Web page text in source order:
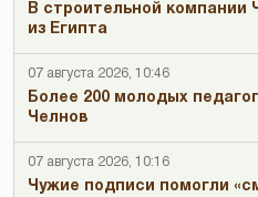
В строительной компании
из Египта
07 августа 2026, 10:46
Более 200 молодых
Челнов
07 августа 2026, 10:16
Чужие подписи помогли